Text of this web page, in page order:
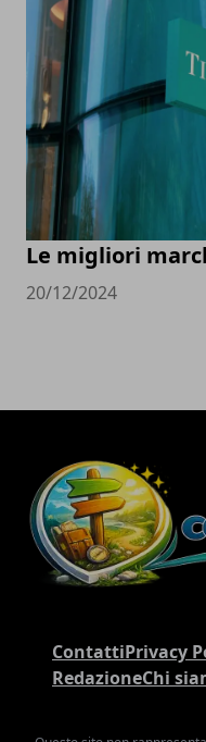
Le migliori
20/12/2024
ContattiPrivacy
RedazioneChi